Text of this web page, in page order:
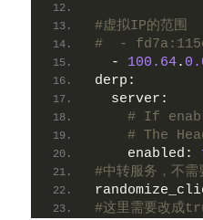
#虚拟IP的范围
#  -
  -
100.64.
derp:
server:
# If
# The
enabled:
#中转服务，不需
#这里需要改成